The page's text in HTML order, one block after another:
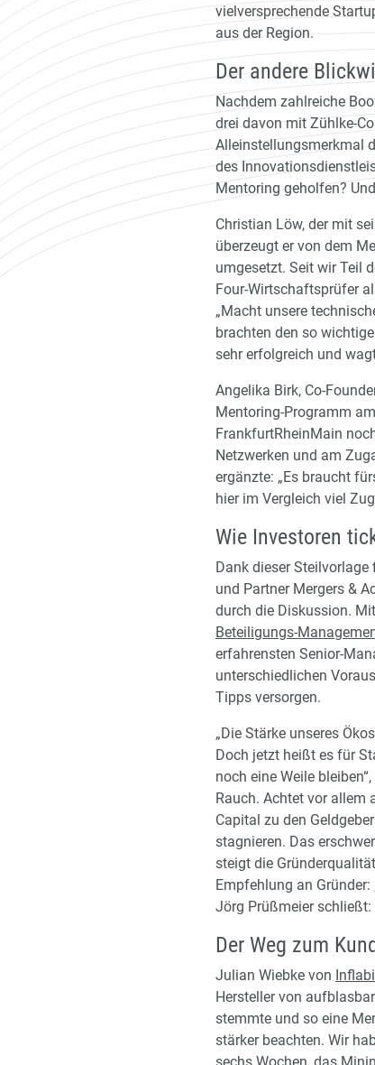
vielversprechende
aus der Region.
Der andere
Nachdem zahlreiche
drei davon mit Zühlke-
Alleinstellungsmerkmal
des
Mentoring geholfen?
Christian Löw, der mit
überzeugt er von dem
umgesetzt. Seit wir Teil
Four-Wirtschaftsprüfer
„Macht unsere
brachten den so
sehr erfolgreich und
Angelika Birk, Co-
Mentoring-Programm
FrankfurtRheinMain
Netzwerken und am
ergänzte: „Es braucht
hier im Vergleich viel
Wie Investoren
Dank dieser Steilvorlage
und Partner Mergers &
durch die Diskussion.
Beteiligungs-
erfahrensten Senior-
unterschiedlichen
Tipps versorgen.
„Die Stärke unseres
Doch jetzt heißt es für
noch eine Weile
Rauch. Achtet vor allem
Capital zu den
stagnieren. Das
steigt die
Empfehlung an
Jörg Prüßmeier schließt:
Der Weg zum
Julian Wiebke von Inflabi
Hersteller von
stemmte und so eine
stärker beachten. Wir